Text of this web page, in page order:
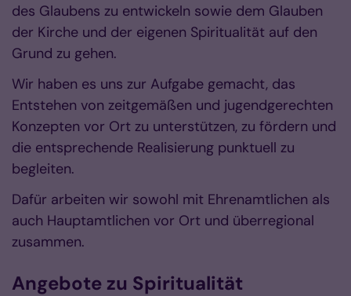
des Glaubens zu entwickeln sowie dem Glauben
der Kirche und der eigenen Spiritualität auf den
Grund zu gehen.
Wir haben es uns zur Aufgabe gemacht, das
Entstehen von zeitgemäßen und jugendgerechten
Konzepten vor Ort zu unterstützen, zu fördern und
die entsprechende Realisierung punktuell zu
begleiten.
Dafür arbeiten wir sowohl mit Ehrenamtlichen als
auch Hauptamtlichen vor Ort und überregional
zusammen.
Angebote zu Spiritualität